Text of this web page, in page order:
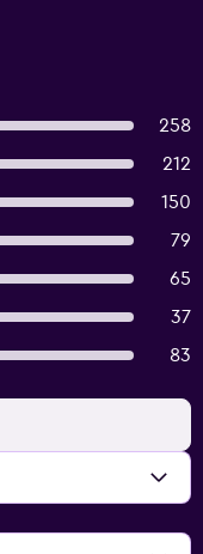
258
212
150
79
65
37
83